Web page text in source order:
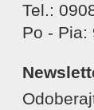
Tel.:
Po - Pia: